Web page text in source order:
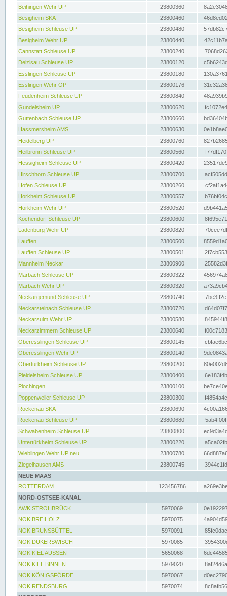
Beihingen Wehr UP
23800360
Besigheim SKA
23800460
Besigheim Schleuse UP
23800480
Besigheim Wehr UP
23800440
Cannstatt Schleuse UP
23800240
Deizisau Schleuse UP
23800120
Esslingen Schleuse UP
23800180
Esslingen Wehr OP
23800176
Feudenheim Schleuse UP
23800840
Gundelsheim UP
23800620
Guttenbach Schleuse UP
23800660
Hassmersheim AMS
23800630
Heidelberg UP
23800760
Heilbronn Schleuse UP
23800560
Hessigheim Schleuse UP
23800420
Hirschhorn Schleuse UP
23800700
Hofen Schleuse UP
23800260
Horkheim Schleuse UP
23800557
Horkheim Wehr UP
23800520
Kochendorf Schleuse UP
23800600
Ladenburg Wehr UP
23800820
Lauffen
23800500
Lauffen Schleuse UP
23800501
Mannheim Neckar
23800900
Marbach Schleuse UP
23800322
Marbach Wehr UP
23800320
Neckargemünd Schleuse UP
23800740
Neckarsteinach Schleuse UP
23800720
Neckarsulm Wehr UP
23800580
Neckarzimmern Schleuse UP
23800640
Oberesslingen Schleuse UP
23800145
Oberesslingen Wehr UP
23800140
Obertürkheim Schleuse UP
23800200
Pleidelsheim Schleuse UP
23800400
Plochingen
23800100
Poppenweiler Schleuse UP
23800300
Rockenau SKA
23800690
Rockenau Schleuse UP
23800680
Schwabenheim Schleuse UP
23800800
Untertürkheim Schleuse UP
23800220
Wieblingen Wehr UP neu
23800780
Ziegelhausen AMS
23800745
NEUE MAAS
ROTTERDAM
123456786
NORD-OSTSEE-KANAL
AWK STROHBRÜCK
5970069
NOK BREIHOLZ
5970075
NOK BRUNSBÜTTEL
5970091
NOK DÜKERSWISCH
5970085
NOK KIEL AUSSEN
5650068
NOK KIEL BINNEN
5979020
NOK KÖNIGSFÖRDE
5970067
NOK RENDSBURG
5970074